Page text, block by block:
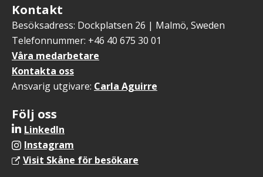
Kontakt
Besöksadress: Dockplatsen 26 | Malmö, Sweden
Telefonnummer: +46 40 675 30 01
Våra medarbetare
Kontakta oss
Ansvarig utgivare: Carla Aguirre
Följ oss
LinkedIn
Instagram
Visit Skåne för besökare